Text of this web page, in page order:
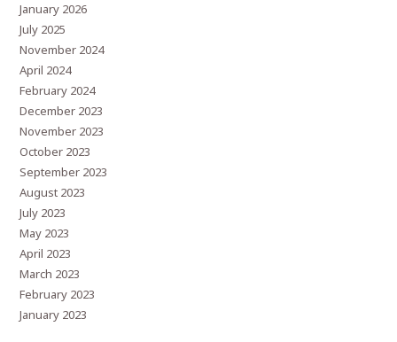
January 2026
July 2025
November 2024
April 2024
February 2024
December 2023
November 2023
October 2023
September 2023
August 2023
July 2023
May 2023
April 2023
March 2023
February 2023
January 2023